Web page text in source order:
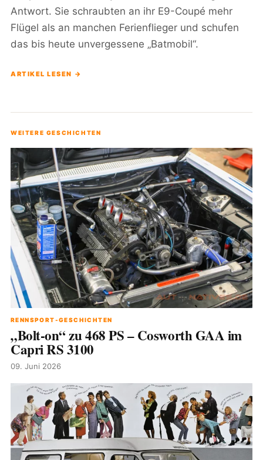
Antwort. Sie schraubten an ihr E9-Coupé mehr
Flügel als an manchen Ferienflieger und schufen
das bis heute unvergessene „Batmobil“.
ARTIKEL LESEN →
WEITERE GESCHICHTEN
RENNSPORT-GESCHICHTEN
„Bolt-on“ zu 468 PS – Cosworth GAA im
Capri RS 3100
09. Juni 2026